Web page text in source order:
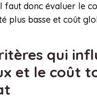
faut donc évaluer le
plus basse et coût
qui
et le coût